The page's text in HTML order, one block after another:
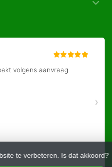
te verbeteren. Is dat akkoord?